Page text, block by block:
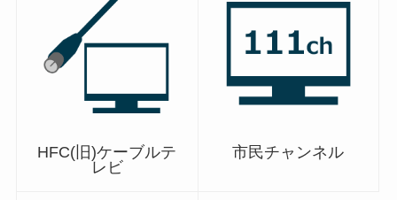
HFC(旧)ケーブルテ
レビ
市民チャンネル